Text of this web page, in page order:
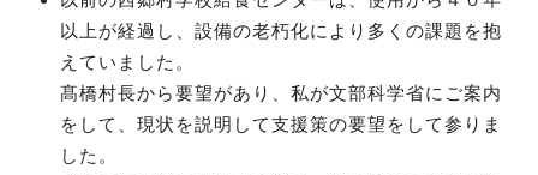
以上が経過し、設備の老朽化により多くの課題を抱
えていました。
髙橋村長から要望があり、私が文部科学省にご案内
をして、現状を説明して支援策の要望をして参りま
した。